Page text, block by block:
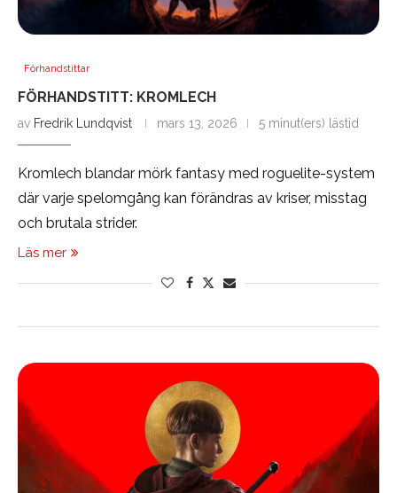
Förhandstittar
FÖRHANDSTITT: KROMLECH
av Fredrik Lundqvist mars 13, 2026 5 minut(ers) lästid
Kromlech blandar mörk fantasy med roguelite-system
där varje spelomgång kan förändras av kriser, misstag
och brutala strider.
Läs mer